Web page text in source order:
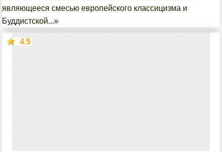
являющееся смесью европейского классицизма и
Буддистской...»
4.5